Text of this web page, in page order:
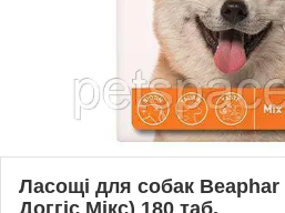
Ласощі для собак
Доггіс Мікс) 180 таб.